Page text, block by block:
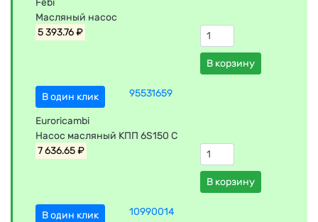
Febi
Масляный насос
5 393.76 ₽
В корзину
В один клик 95531659
Euroricambi
Насос масляный КПП 6S150 C
7 636.65 ₽
В корзину
В один клик 10990014